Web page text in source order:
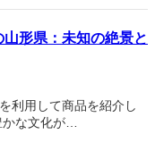
形県：未知の絶景と
利用して商品を紹介し
な文化が…